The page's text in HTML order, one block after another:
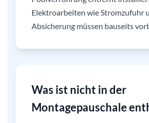
Elektroarbeiten wie Stromzufuhr
Absicherung müssen bauseits
Was ist nicht in der
Montagepauschale